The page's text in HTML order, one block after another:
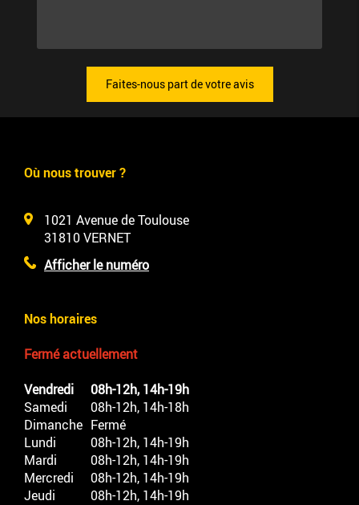
Faites-nous part de votre avis
Où nous trouver ?
1021 Avenue de Toulouse
31810VERNET
Afficher le numéro
Nos horaires
Fermé actuellement
Vendredi
08h-12h, 14h-19h
Samedi
08h-12h, 14h-18h
Dimanche Fermé
Lundi
08h-12h, 14h-19h
Mardi
08h-12h, 14h-19h
Mercredi
08h-12h, 14h-19h
Jeudi
08h-12h, 14h-19h